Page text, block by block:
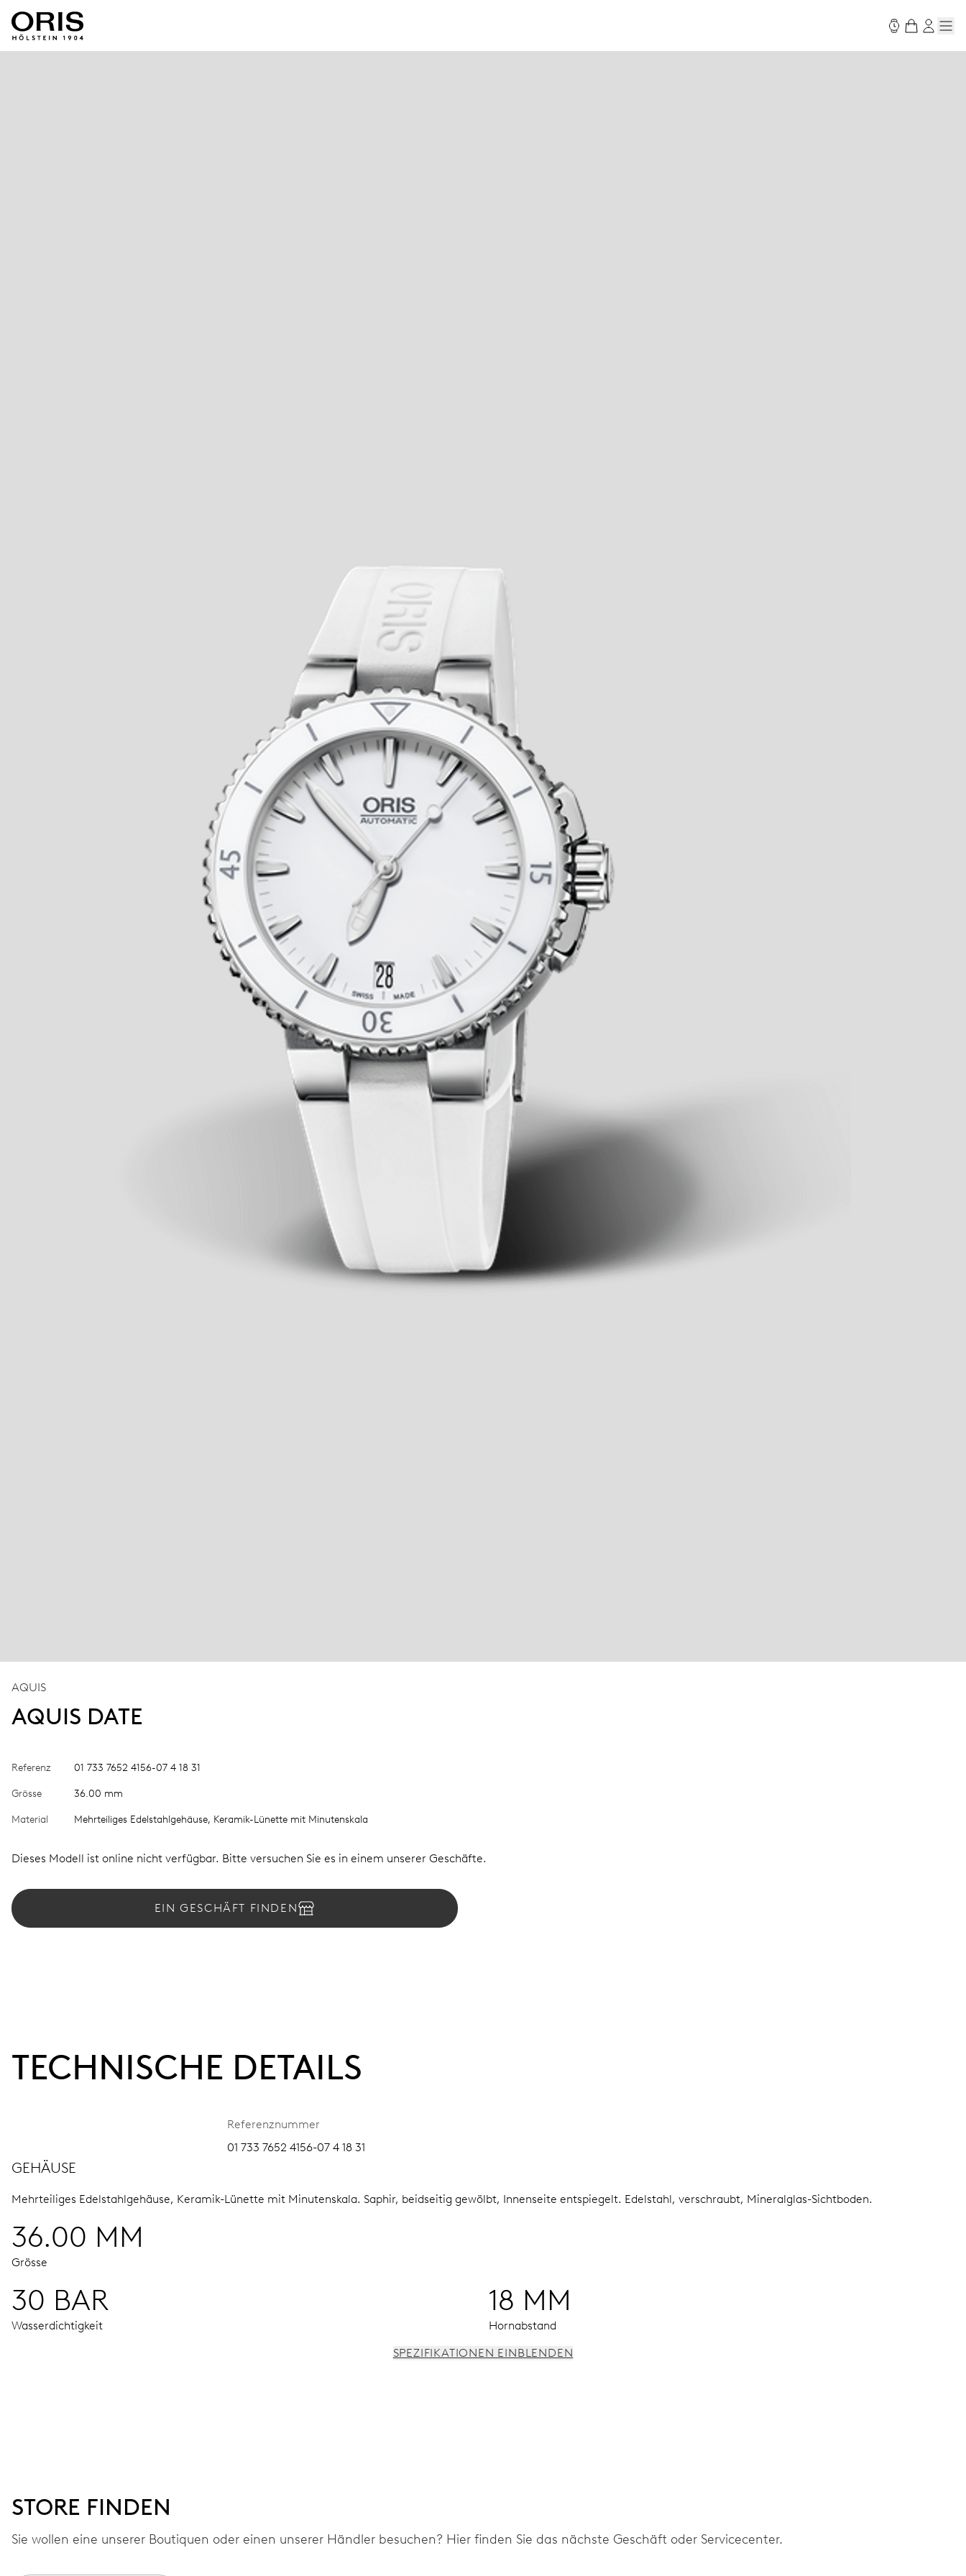
AQUIS
AQUIS DATE
Referenz 01 733 7652 4156-07 4 18 31
Grösse 36.00 mm
Material Mehrteiliges Edelstahlgehäuse, Keramik-Lünette mit Minutenskala
Dieses Modell ist online nicht verfügbar. Bitte versuchen Sie es in einem unserer Geschäfte.
EIN GESCHÄFT FINDEN
TECHNISCHE DETAILS
Referenznummer
01 733 7652 4156-07 4 18 31
GEHÄUSE
Mehrteiliges Edelstahlgehäuse, Keramik-Lünette mit Minutenskala. Saphir, beidseitig gewölbt, Innenseite entspiegelt. Edelstahl, verschraubt, Mineralglas-Sichtboden.
36.00 MM
Grösse
30 BAR
Wasserdichtigkeit
18 MM
Hornabstand
Gangreserve
KALIBER
SPEZIFIKATIONEN EINBLENDEN
STORE FINDEN
Sie wollen eine unserer Boutiquen oder einen unserer Händler besuchen? Hier finden Sie das nächste Geschäft oder Servicecenter.